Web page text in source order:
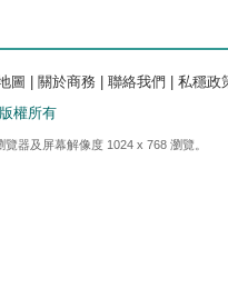
圖 關於商務 聯絡我們
私穩政
權所有
器及屏幕解像度 1024 x 768 瀏覽。